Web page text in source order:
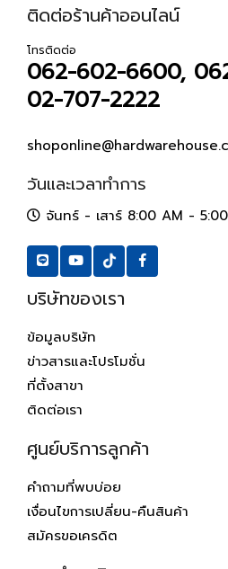
ติดต่อร้านค้าออนไลน์
โทรติดต่อ
062-602-6600,
02-707-2222
วันและเวลาทำการ
จันทร์ - เสาร์ 8:00 AM -
บริษัทของเรา
ข้อมูลบริษัท
ข่าวสารและโปรโมชั่น
ที่ตั้งสาขา
ติดต่อเรา
ศูนย์บริการลูกค้า
คำถามที่พบบ่อย
เงื่อนไขการเปลี่ยน-คืนสินค้า
สมัครขอเครดิต